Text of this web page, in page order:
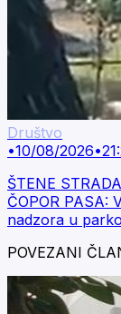
Društvo
•10/08/2026•
ŠTENE
ČOPOR PASA:
nadzora u
POVEZANI